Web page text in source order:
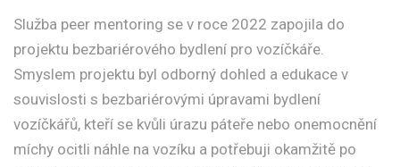
Služba peer mentoring se v roce 2022 zapojila do
projektu bezbariérového bydlení pro vozíčkáře.
Smyslem projektu byl odborný dohled a edukace v
souvislosti s bezbariérovými úpravami bydlení
vozíčkářů, kteří se kvůli úrazu páteře nebo onemocnění
míchy ocitli náhle na vozíku a potřebuji okamžitě po